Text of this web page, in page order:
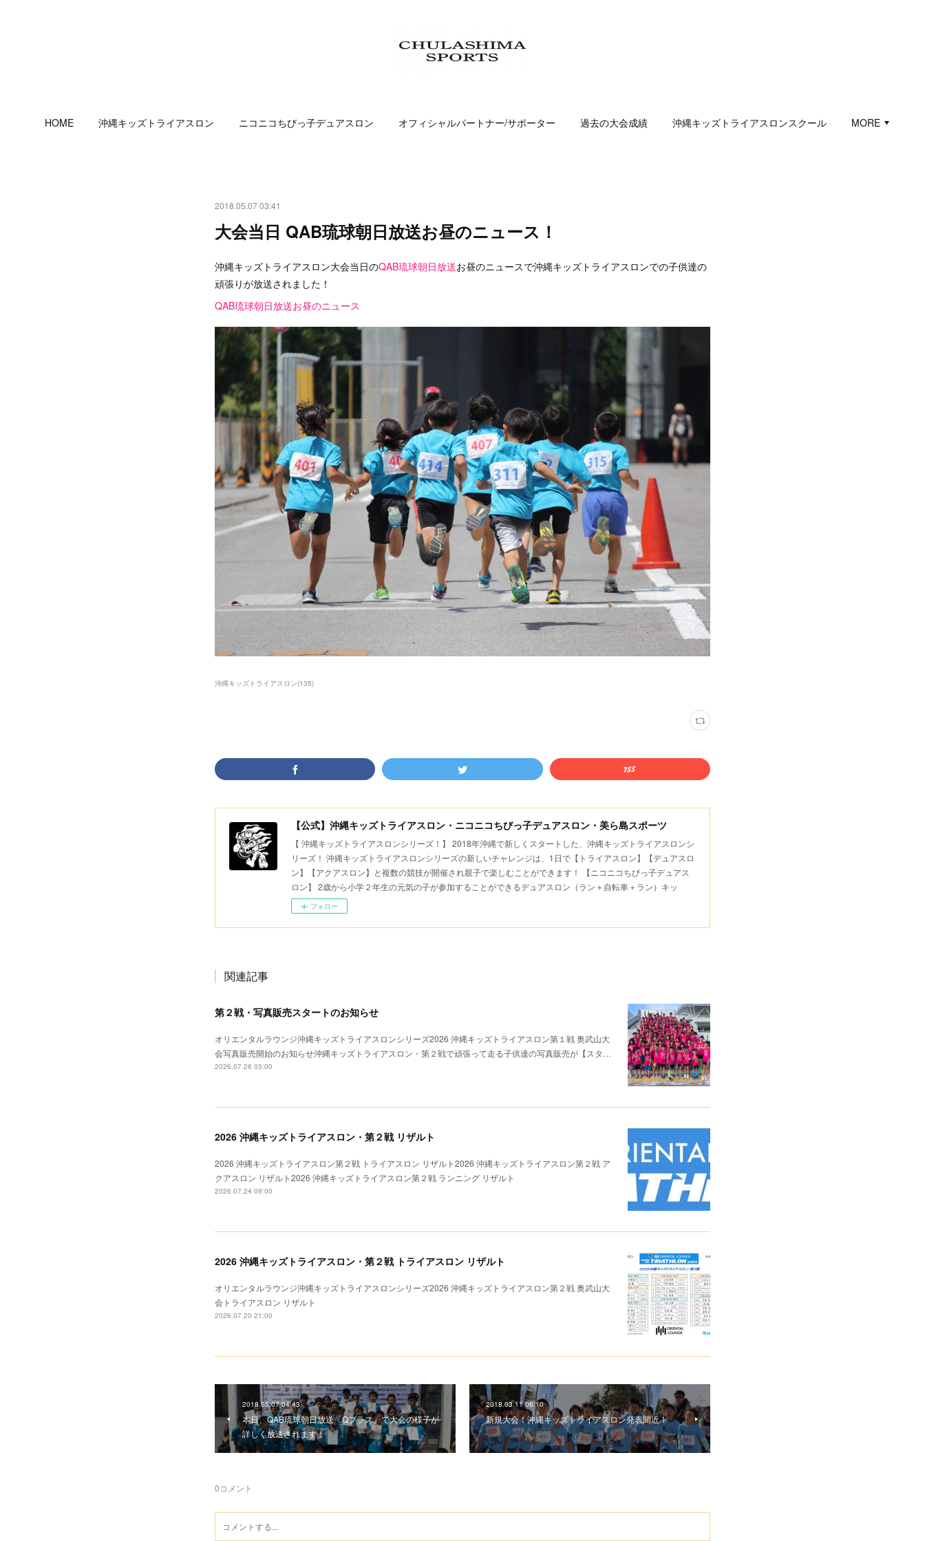
HOME 沖縄キッズトライアスロン ニコニコちびっ子デュアスロン オフィシャルパートナー/サポーター 過去の大会成績 沖縄キッズトライアスロンスクール MORE
2018.05.07 03:41
大会当日 QAB琉球朝日放送お昼のニュース！
沖縄キッズトライアスロン大会当日のQAB琉球朝日放送お昼のニュースで沖縄キッズトライアスロンでの子供達の
頑張りが放送されました！
QAB琉球朝日放送お昼のニュース
沖縄キッズトライアスロン(135)
【公式】沖縄キッズトライアスロン・ニコニコちびっ子デュアスロン・美ら島スポーツ
【 沖縄キッズトライアスロンシリーズ！】 2018年沖縄で新しくスタートした、沖縄キッズトライアスロンシ
リーズ！ 沖縄キッズトライアスロンシリーズの新しいチャレンジは、1日で【トライアスロン】【デュアスロ
ン】【アクアスロン】と複数の競技が開催され親子で楽しむことができます！ 【ニコニコちびっ子デュアス
ロン】 2歳から小学２年生の元気の子が参加することができるデュアスロン（ラン＋自転車＋ラン）キッ
フォロー
関連記事
第２戦・写真販売スタートのお知らせ
オリエンタルラウンジ沖縄キッズトライアスロンシリーズ2026 沖縄キッズトライアスロン第１戦 奥武山大
会写真販売開始のお知らせ沖縄キッズトライアスロン・第２戦で頑張って走る子供達の写真販売が【スタ…
2026.07.28 03:00
2026 沖縄キッズトライアスロン・第２戦 リザルト
2026 沖縄キッズトライアスロン第２戦 トライアスロン リザルト2026 沖縄キッズトライアスロン第２戦 ア
クアスロン リザルト2026 沖縄キッズトライアスロン第２戦 ランニング リザルト
2026.07.24 09:00
2026 沖縄キッズトライアスロン・第２戦 トライアスロン リザルト
オリエンタルラウンジ沖縄キッズトライアスロンシリーズ2026 沖縄キッズトライアスロン第２戦 奥武山大
会トライアスロン リザルト
2026.07.20 21:00
2018.05.07 04:43
本日、QAB琉球朝日放送「Qプラス」で大会の様子が
詳しく放送されます！
2018.03.11 06:10
新規大会！沖縄キッズトライアスロン発表間近！
0コメント